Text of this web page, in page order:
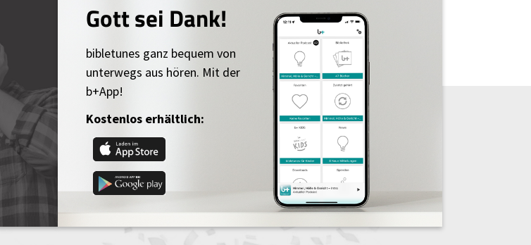
Gott sei Dank!
bibletunes ganz bequem von
unterwegs aus hören. Mit der
b+App!
Kostenlos erhältlich: